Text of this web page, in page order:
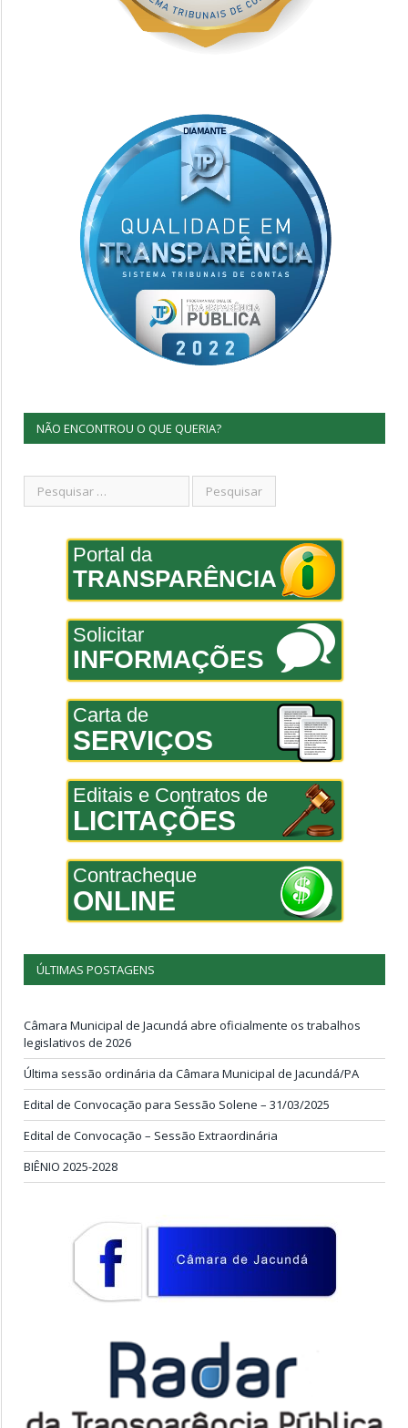
NÃO ENCONTROU O QUE QUERIA?
Portal da
TRANSPARÊNCIA
Solicitar
INFORMAÇÕES
Carta de
SERVIÇOS
Editais e Contratos de
LICITAÇÕES
Contracheque
ONLINE
ÚLTIMAS POSTAGENS
Câmara Municipal de Jacundá abre oficialmente os trabalhos
legislativos de 2026
Última sessão ordinária da Câmara Municipal de Jacundá/PA
Edital de Convocação para Sessão Solene – 31/03/2025
Edital de Convocação – Sessão Extraordinária
BIÊNIO 2025-2028